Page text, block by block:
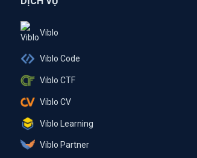
Viblo
Viblo Code
Viblo CTF
Viblo CV
Viblo Learning
Viblo Partner